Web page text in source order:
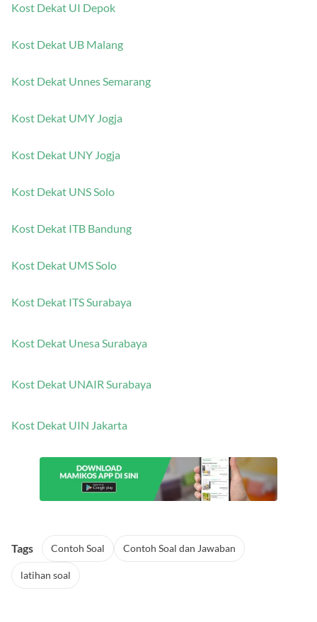
Kost Dekat UI Depok
Kost Dekat UB Malang
Kost Dekat Unnes Semarang
Kost Dekat UMY Jogja
Kost Dekat UNY Jogja
Kost Dekat UNS Solo
Kost Dekat ITB Bandung
Kost Dekat UMS Solo
Kost Dekat ITS Surabaya
Kost Dekat Unesa Surabaya
Kost Dekat UNAIR Surabaya
Kost Dekat UIN Jakarta
Tags Contoh Soal Contoh Soal dan Jawaban
latihan soal